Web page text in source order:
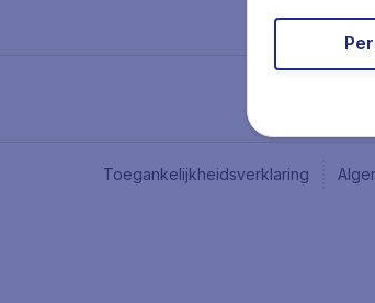
Toegankelijkheidsverklaring